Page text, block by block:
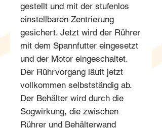
gestellt und mit der stufenlos
einstellbaren Zentrierung
gesichert. Jetzt wird der Rührer
mit dem Spannfutter eingesetzt
und der Motor eingeschaltet.
Der Rührvorgang läuft jetzt
vollkommen selbstständig ab.
Der Behälter wird durch die
Sogwirkung, die zwischen
Rührer und Behälterwand